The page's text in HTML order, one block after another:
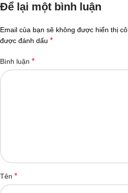
Để lại một bình luận
Email của bạn sẽ không được hiển thị
được đánh dấu *
Bình luận *
Tên *